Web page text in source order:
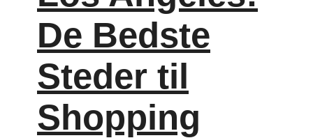
De Bedste
Steder til
Shopping